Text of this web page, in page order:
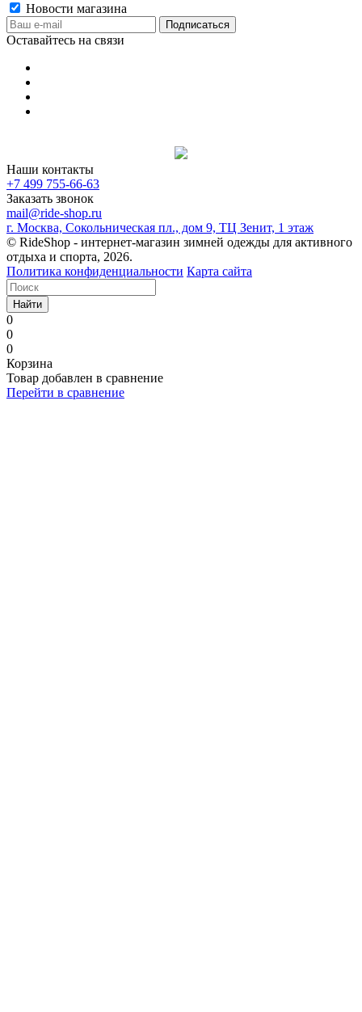
Новости магазина
Оставайтесь на связи
Наши контакты
+7 499 755-66-63
Заказать звонок
mail@ride-shop.ru
г. Москва, Сокольническая пл., дом 9, ТЦ Зенит, 1 этаж
© RideShop - интернет-магазин зимней одежды для активного
отдыха и спорта, 2026.
Политика конфиденциальности Карта сайта
Найти
0
0
0
Корзина
Товар добавлен в сравнение
Перейти в сравнение